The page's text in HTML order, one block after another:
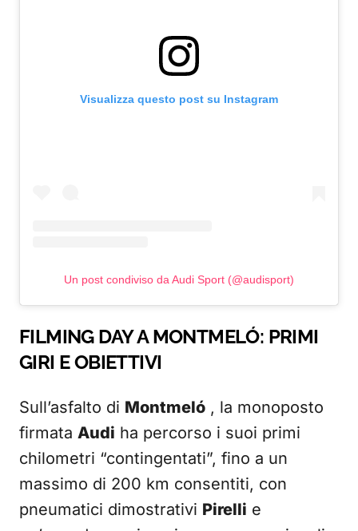
Visualizza questo post su Instagram
Un post condiviso da Audi Sport (@audisport)
FILMING DAY A MONTMELÓ: PRIMI
GIRI E OBIETTIVI
Sull’asfalto di Montmeló , la monoposto
firmata Audi ha percorso i suoi primi
chilometri “contingentati”, fino a un
massimo di 200 km consentiti, con
pneumatici dimostrativi Pirelli e